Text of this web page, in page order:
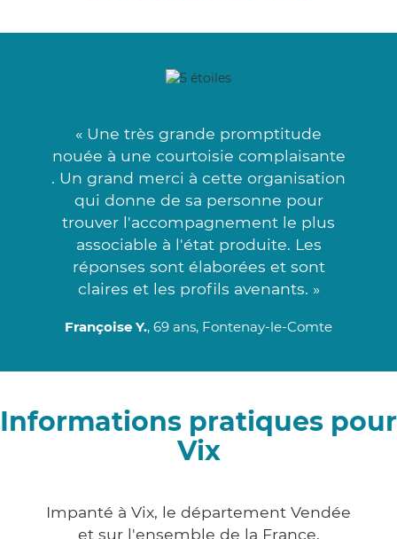
« Une très grande promptitude
nouée à une courtoisie complaisante
. Un grand merci à cette organisation
qui donne de sa personne pour
trouver l'accompagnement le plus
associable à l'état produite. Les
réponses sont élaborées et sont
claires et les profils avenants. »
Françoise Y., 69 ans, Fontenay-le-Comte
Informations pratiques pour
Vix
Impanté à Vix, le département Vendée
et sur l'ensemble de la France,